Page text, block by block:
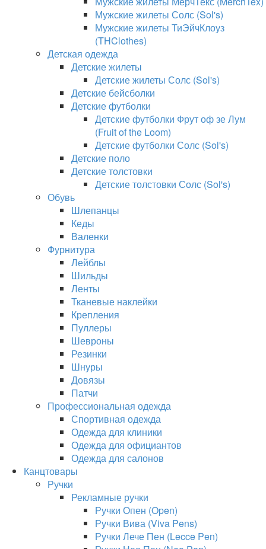
Мужские жилеты Солс (Sol's)
Мужские жилеты ТиЭйчКлоуз
(THClothes)
Детская одежда
Детские жилеты
Детские жилеты Солс (Sol's)
Детские бейсболки
Детские футболки
Детские футболки Фрут оф зе Лум
(Fruit of the Loom)
Детские футболки Солс (Sol's)
Детские поло
Детские толстовки
Детские толстовки Солс (Sol's)
Обувь
Шлепанцы
Кеды
Валенки
Фурнитура
Лейблы
Шильды
Ленты
Тканевые наклейки
Крепления
Пуллеры
Шевроны
Резинки
Шнуры
Довязы
Патчи
Профессиональная одежда
Спортивная одежда
Одежда для клиники
Одежда для официантов
Одежда для салонов
Канцтовары
Ручки
Рекламные ручки
Ручки Опен (Open)
Ручки Вива (Viva Pens)
Ручки Лече Пен (Lecce Pen)